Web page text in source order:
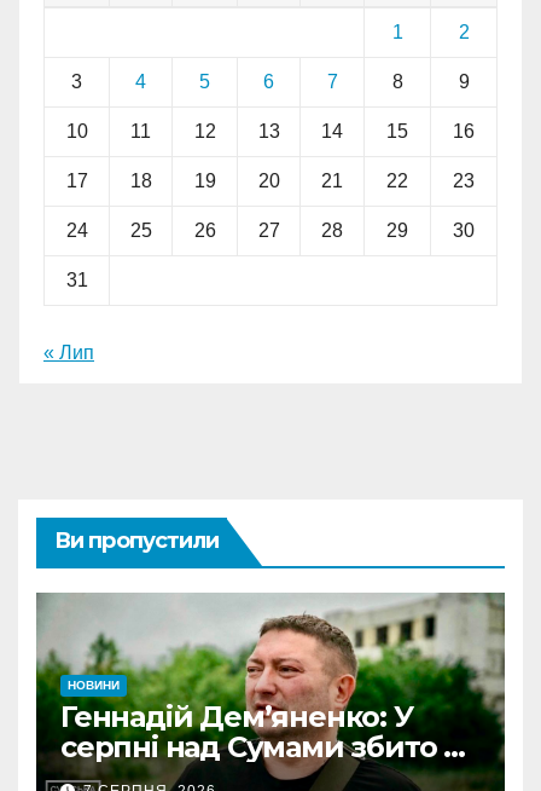
1 2
3 4 5 6 7 8 9
10 11 12 13 14 15 16
17 18 19 20 21 22 23
24 25 26 27 28 29 30
31
« Лип
Ви пропустили
НОВИНИ
Геннадій Дем’яненко: У
серпні над Сумами збито 6
КАБів